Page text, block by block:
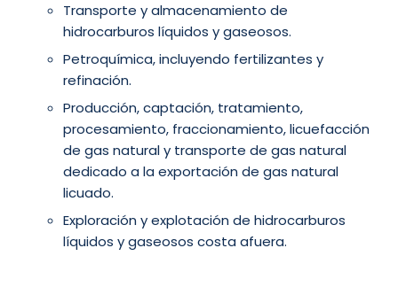
Transporte y almacenamiento de
hidrocarburos líquidos y gaseosos.
Petroquímica, incluyendo fertilizantes y
refinación.
Producción, captación, tratamiento,
procesamiento, fraccionamiento, licuefacción
de gas natural y transporte de gas natural
dedicado a la exportación de gas natural
licuado.
Exploración y explotación de hidrocarburos
líquidos y gaseosos costa afuera.